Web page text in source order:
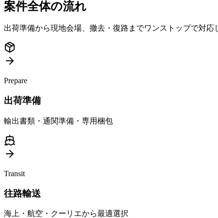
案件全体の流れ
出荷準備から現地会場、撤去・復路までワンストップで対応
Prepare
出荷準備
輸出書類・通関準備・専用梱包
Transit
往路輸送
海上・航空・クーリエから最適選択